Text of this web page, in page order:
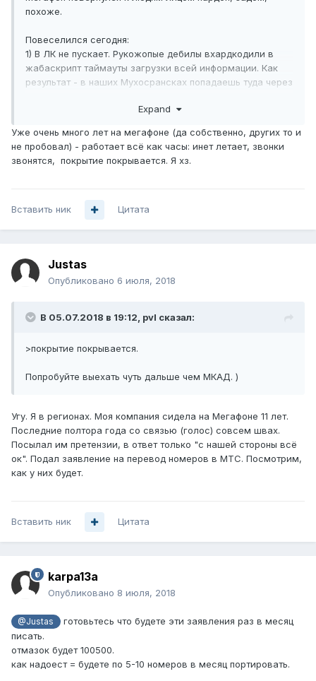
похоже.
Повеселился сегодня:
1) В ЛК не пускает. Рукожопые дебилы вхардкодили в
жабаскрипт таймауты загрузки всей информации. Как
результат - в наших Мухосрансках попадаешь туда через
2) Звоню на ТП... А там уже всех ТП разогнали! Теперь у
английского - тоже. Еле уговорил со второй попытки
руганью вперемежку с нормальными словами до
живого человека достучаться.
проверял) и "с какого телефона я в интернет захожу"
Вобщем, Слонику тоже звиздец. Идет проторенной
когда таки "да".
Expand
Уже очень много лет на мегафоне (да собственно, других то и
не пробовал) - работает всё как часы: инет летает, звонки
звонятся, покрытие покрывается. Я хз.
Вставить ник Цитата
Justas
Опубликовано 6 июля, 2018
В 05.07.2018 в 19:12, pvl сказал:
>покрытие покрывается.
Попробуйте выехать чуть дальше чем МКАД. )
Угу. Я в регионах. Моя компания сидела на Мегафоне 11 лет.
Последние полтора года со связью (голос) совсем швах.
Посылал им претензии, в ответ только "с нашей стороны всё
ок". Подал заявление на перевод номеров в МТС. Посмотрим,
как у них будет.
Вставить ник Цитата
karpa13a
Опубликовано 8 июля, 2018
@Justas
готовьтесь что будете эти заявления раз в месяц
писать.
отмазок будет 100500.
как надоест = будете по 5-10 номеров в месяц портировать.